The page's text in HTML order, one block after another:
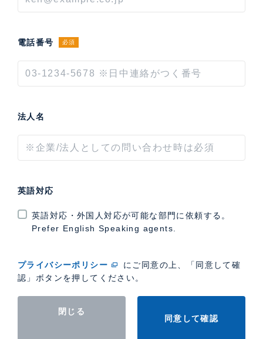
電話番号 必須
法人名
英語対応
英語対応・外国人対応が可能な部門に依頼する。
Prefer English Speaking agents.
プライバシーポリシー
にご同意の上、「同意して確
認」ボタンを押してください。
閉じる
同意して確認